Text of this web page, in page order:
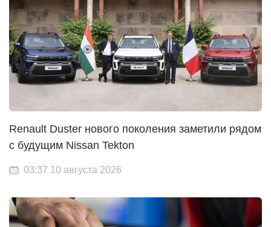
Renault Duster нового поколения заметили рядом
с будущим Nissan Tekton
03:37 10 августа 2026